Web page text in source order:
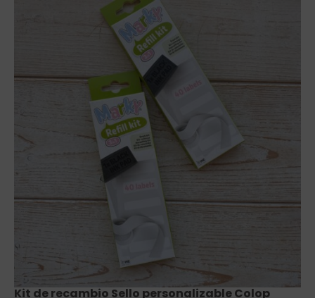
Saber más
Kit de recambio Sello personalizable Colop